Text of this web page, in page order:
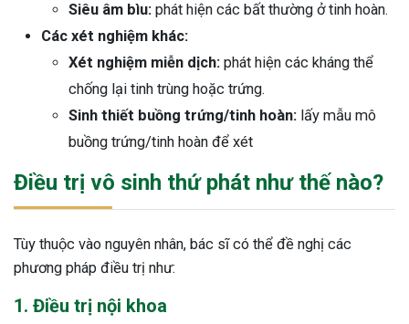
Siêu âm bìu: phát hiện các bất thường ở tinh hoàn.
Các xét nghiệm khác:
Xét nghiệm miễn dịch: phát hiện các kháng thể
chống lại tinh trùng hoặc trứng.
Sinh thiết buồng trứng/tinh hoàn: lấy mẫu mô
buồng trứng/tinh hoàn để xét
Điều trị vô sinh thứ phát như thế nào?
Tùy thuộc vào nguyên nhân, bác sĩ có thể đề nghị các
phương pháp điều trị như:
1. Điều trị nội khoa